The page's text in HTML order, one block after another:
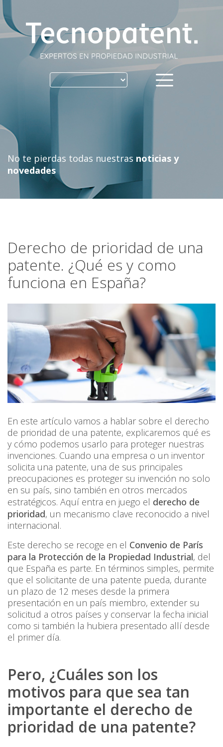
Skip
to
content
No te pierdas todas nuestras noticias y
novedades
Derecho de prioridad de una
patente. ¿Qué es y como
funciona en España?
En este artículo vamos a hablar sobre el derecho
de prioridad de una patente, explicaremos qué es
y cómo podemos usarlo para proteger nuestras
invenciones. Cuando una empresa o un inventor
solicita una patente, una de sus principales
preocupaciones es proteger su invención no solo
en su país, sino también en otros mercados
estratégicos. Aquí entra en juego el derecho de
prioridad, un mecanismo clave reconocido a nivel
internacional.
Este derecho se recoge en el Convenio de París
para la Protección de la Propiedad Industrial, del
que España es parte. En términos simples, permite
que el solicitante de una patente pueda, durante
un plazo de 12 meses desde la primera
presentación en un país miembro, extender su
solicitud a otros países y conservar la fecha inicial
como si también la hubiera presentado allí desde
el primer día.
Pero, ¿Cuáles son los
motivos para que sea tan
importante el derecho de
prioridad de una patente?